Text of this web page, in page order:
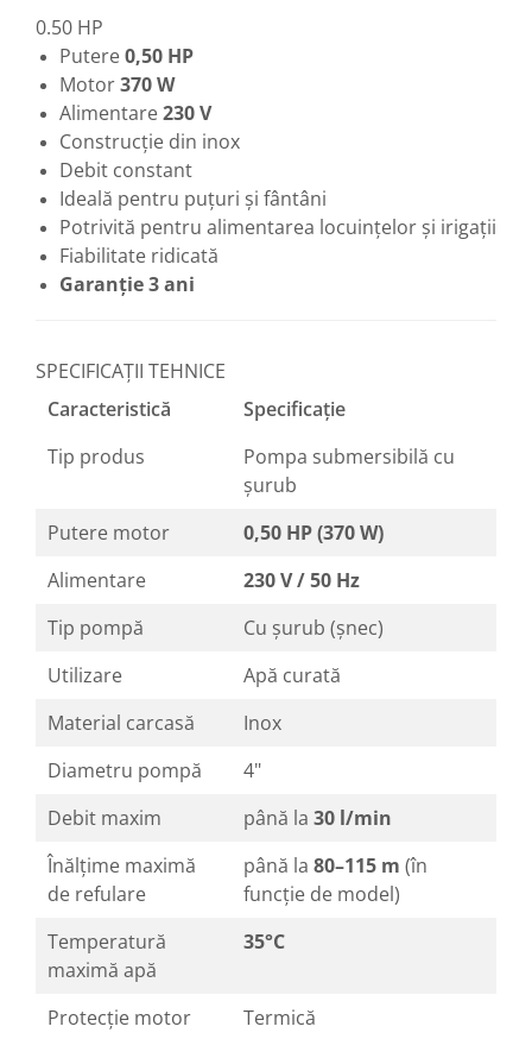
0.50 HP
Putere0,50 HP
Motor370 W
Alimentare230 V
Construcție din inox
Debit constant
Ideală pentru puțuri și fântâni
Potrivită pentru alimentarea locuințelor și irigații
Fiabilitate ridicată
Garanție 3 ani
SPECIFICAȚII TEHNICE
Caracteristică
Specificație
Tip produs
Pompa submersibilă cu
șurub
Putere motor
0,50 HP (370 W)
Alimentare
230 V / 50 Hz
Tip pompă
Cu șurub (șnec)
Utilizare
Apă curată
Material carcasă
Inox
Diametru pompă
4"
Debit maxim
până la 30 l/min
Înălțime maximă
de refulare
până la 80–115 m (în
funcție de model)
Temperatură
maximă apă
35°C
Protecție motor
Termică